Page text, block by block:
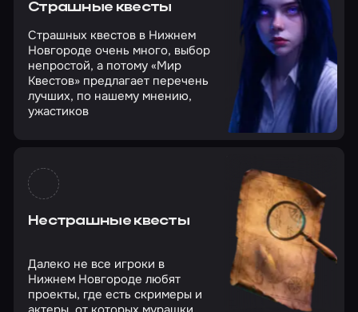
Страшные квесты
Страшных квестов в Нижнем
Новгороде очень много, выбор
непростой, а потому «Мир
Квестов» предлагает перечень
лучших, по нашему мнению,
ужастиков
Нестрашные квесты
Далеко не все игроки в
Нижнем Новгороде любят
проекты, где есть скримеры и